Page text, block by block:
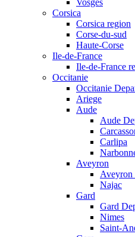
Vosges
Corsica
Corsica region
Corse-du-sud
Haute-Corse
Ile-de-France
Ile-de-France
Occitanie
Occitanie
Ariege
Aude
Aude
Carlipa
Aveyron
Aveyron
Najac
Gard
Gard
Nimes
Saint-